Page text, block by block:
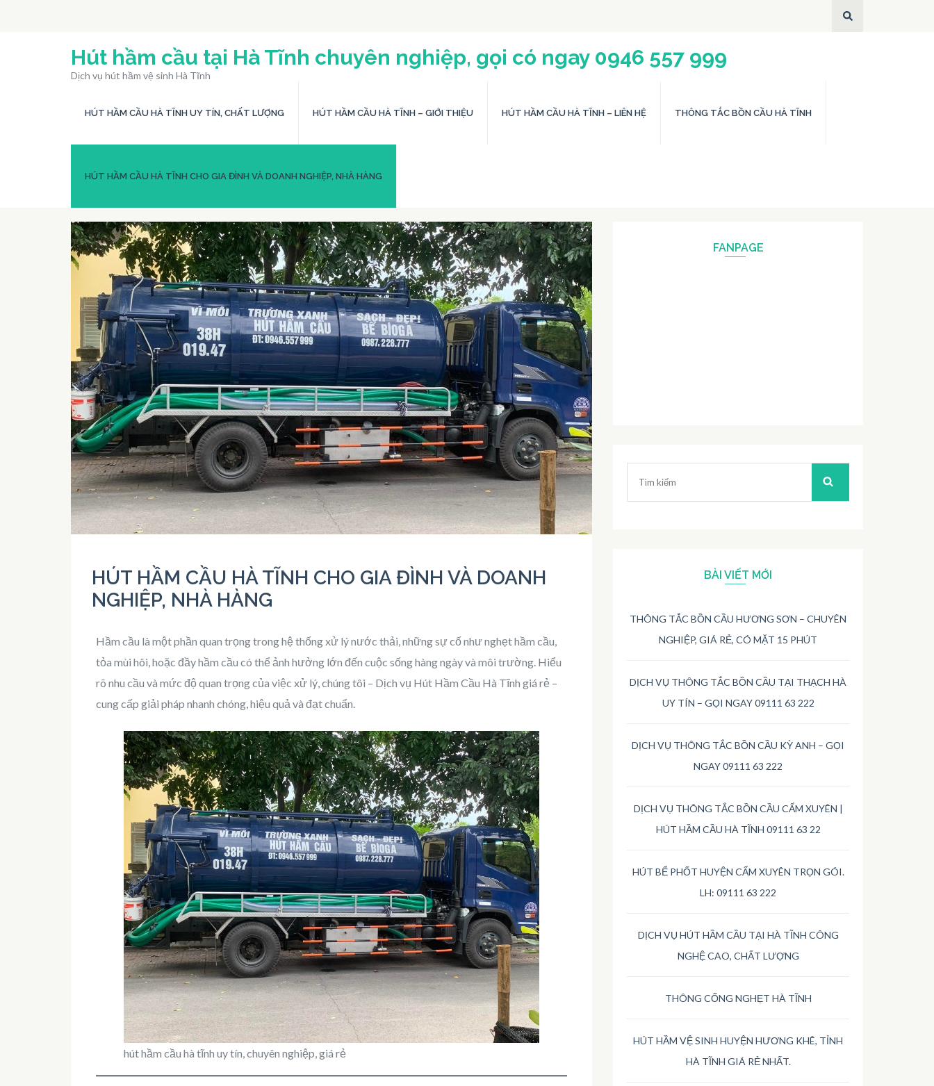
Hút hầm cầu tại Hà Tĩnh chuyên nghiệp, gọi có ngay 0946 557 999
Dịch vụ hút hầm vệ sinh Hà Tĩnh
HÚT HẦM CẦU HÀ TĨNH UY TÍN, CHẤT LƯỢNG HÚT HẦM CẦU HÀ TĨNH – GIỚI THIỆU HÚT HẦM CẦU HÀ TĨNH – LIÊN HỆ THÔNG TẮC BỒN CẦU HÀ TĨNH
HÚT HẦM CẦU HÀ TĨNH CHO GIA ĐÌNH VÀ DOANH NGHIỆP, NHÀ HÀNG
HÚT HẦM CẦU HÀ TĨNH CHO GIA ĐÌNH VÀ DOANH
NGHIỆP, NHÀ HÀNG
Hầm cầu là một phần quan trọng trong hệ thống xử lý nước thải, những sự cố như nghẹt hầm cầu,
tỏa mùi hôi, hoặc đầy hầm cầu có thể ảnh hưởng lớn đến cuộc sống hàng ngày và môi trường. Hiểu
rõ nhu cầu và mức độ quan trọng của việc xử lý, chúng tôi – Dịch vụ Hút Hầm Cầu Hà Tĩnh giá rẻ –
cung cấp giải pháp nhanh chóng, hiệu quả và đạt chuẩn.
hút hầm cầu hà tĩnh uy tín, chuyên nghiệp, giá rẻ
FANPAGE
BÀI VIẾT MỚI
THÔNG TẮC BỒN CẦU HƯƠNG SƠN – CHUYÊN
NGHIỆP, GIÁ RẺ, CÓ MẶT 15 PHÚT
DỊCH VỤ THÔNG TẮC BỒN CẦU TẠI THẠCH HÀ
UY TÍN – GỌI NGAY 09111 63 222
DỊCH VỤ THÔNG TẮC BỒN CẦU KỲ ANH – GỌI
NGAY 09111 63 222
DỊCH VỤ THÔNG TẮC BỒN CẦU CẨM XUYÊN |
HÚT HẦM CẦU HÀ TĨNH 09111 63 22
HÚT BỂ PHỐT HUYỆN CẨM XUYÊN TRỌN GÓI.
LH: 09111 63 222
DỊCH VỤ HÚT HẦM CẦU TẠI HÀ TĨNH CÔNG
NGHỆ CAO, CHẤT LƯỢNG
THÔNG CỐNG NGHẸT HÀ TĨNH
HÚT HẦM VỆ SINH HUYỆN HƯƠNG KHÊ, TỈNH
HÀ TĨNH GIÁ RẺ NHẤT.